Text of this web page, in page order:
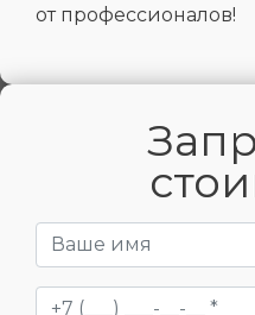
от профессионалов!